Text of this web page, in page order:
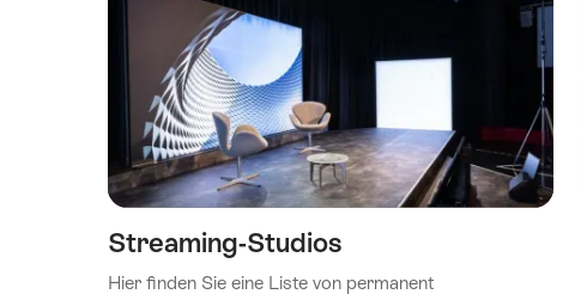
Streaming-Studios
Hier finden Sie eine Liste von permanent